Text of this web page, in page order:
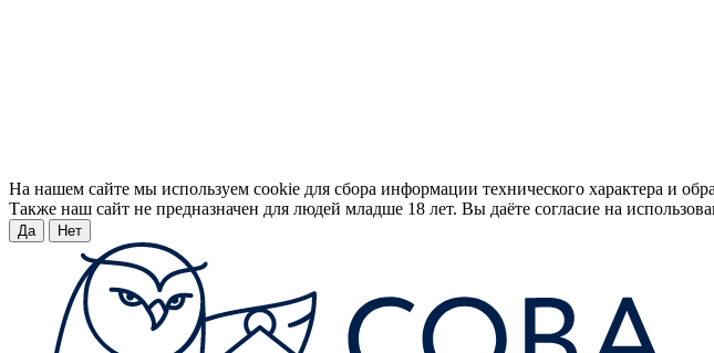
На нашем сайте мы используем cookie для сбора информации технического характера и
Также наш сайт не предназначен для людей младше 18 лет. Вы даёте согласие на
Да Нет